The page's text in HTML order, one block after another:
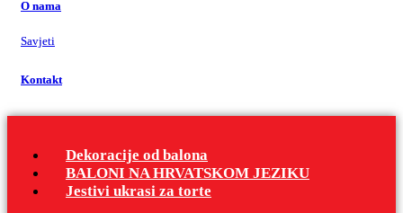
O nama
Savjeti
Kontakt
Dekoracije od balona
BALONI NA HRVATSKOM JEZIKU
Jestivi ukrasi za torte